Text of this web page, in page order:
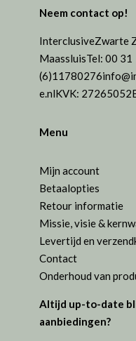
Neem contact op!
InterclusiveZwarte
MaassluisTel: 00 31
(6)11780276
e.nlKVK: 27265052
Menu
Mijn account
Betaalopties
Retour informatie
Missie, visie &
Levertijd en
Contact
Onderhoud van
Altijd up-to-date
aanbiedingen?